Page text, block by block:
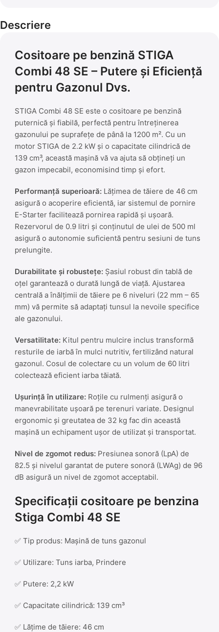
Descriere
Cositoare pe benzină STIGA
Combi 48 SE – Putere și Eficiență
pentru Gazonul Dvs.
STIGA Combi 48 SE este o cositoare pe benzină
puternică și fiabilă, perfectă pentru întreținerea
gazonului pe suprafețe de până la 1200 m². Cu un
motor STIGA de 2.2 kW și o capacitate cilindrică de
139 cm³, această mașină vă va ajuta să obțineți un
gazon impecabil, economisind timp și efort.
Performanță superioară: Lățimea de tăiere de 46 cm
asigură o acoperire eficientă, iar sistemul de pornire
E-Starter facilitează pornirea rapidă și ușoară.
Rezervorul de 0.9 litri și conținutul de ulei de 500 ml
asigură o autonomie suficientă pentru sesiuni de tuns
prelungite.
Durabilitate și robustețe: Șasiul robust din tablă de
oțel garantează o durată lungă de viață. Ajustarea
centrală a înălțimii de tăiere pe 6 niveluri (22 mm – 65
mm) vă permite să adaptați tunsul la nevoile specifice
ale gazonului.
Versatilitate: Kitul pentru mulcire inclus transformă
resturile de iarbă în mulci nutritiv, fertilizând natural
gazonul. Cosul de colectare cu un volum de 60 litri
colectează eficient iarba tăiată.
Ușurință în utilizare: Roțile cu rulmenți asigură o
manevrabilitate ușoară pe terenuri variate. Designul
ergonomic și greutatea de 32 kg fac din această
mașină un echipament ușor de utilizat și transportat.
Nivel de zgomot redus: Presiunea sonoră (LpA) de
82.5 și nivelul garantat de putere sonoră (LWAg) de 96
dB asigură un nivel de zgomot acceptabil.
Specificații cositoare pe benzina
Stiga Combi 48 SE
✅ Tip produs: Mașină de tuns gazonul
✅ Utilizare: Tuns iarba, Prindere
✅ Putere: 2,2 kW
✅ Capacitate cilindrică: 139 cm³
✅ Lățime de tăiere: 46 cm